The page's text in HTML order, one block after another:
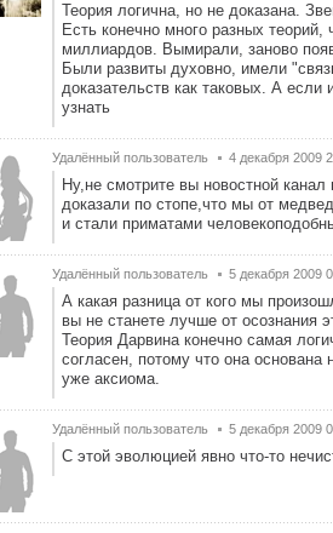
Теория логична, но не доказана.
Есть конечно много разных
миллиардов. Вымирали, заново
Были развиты духовно, имели
доказательств как таковых. А
узнать
Удалённый пользователь 4 декабря 2009
Ну,не смотрите вы новостной
доказали по стопе,что мы от
и стали приматами
Удалённый пользователь 5 декабря 2009
А какая разница от кого мы
вы не станете лучше от осознания
Теория Дарвина конечно самая
согласен, потому что она
уже аксиома.
Удалённый пользователь 5 декабря 2009
С этой эволюцией явно что-то